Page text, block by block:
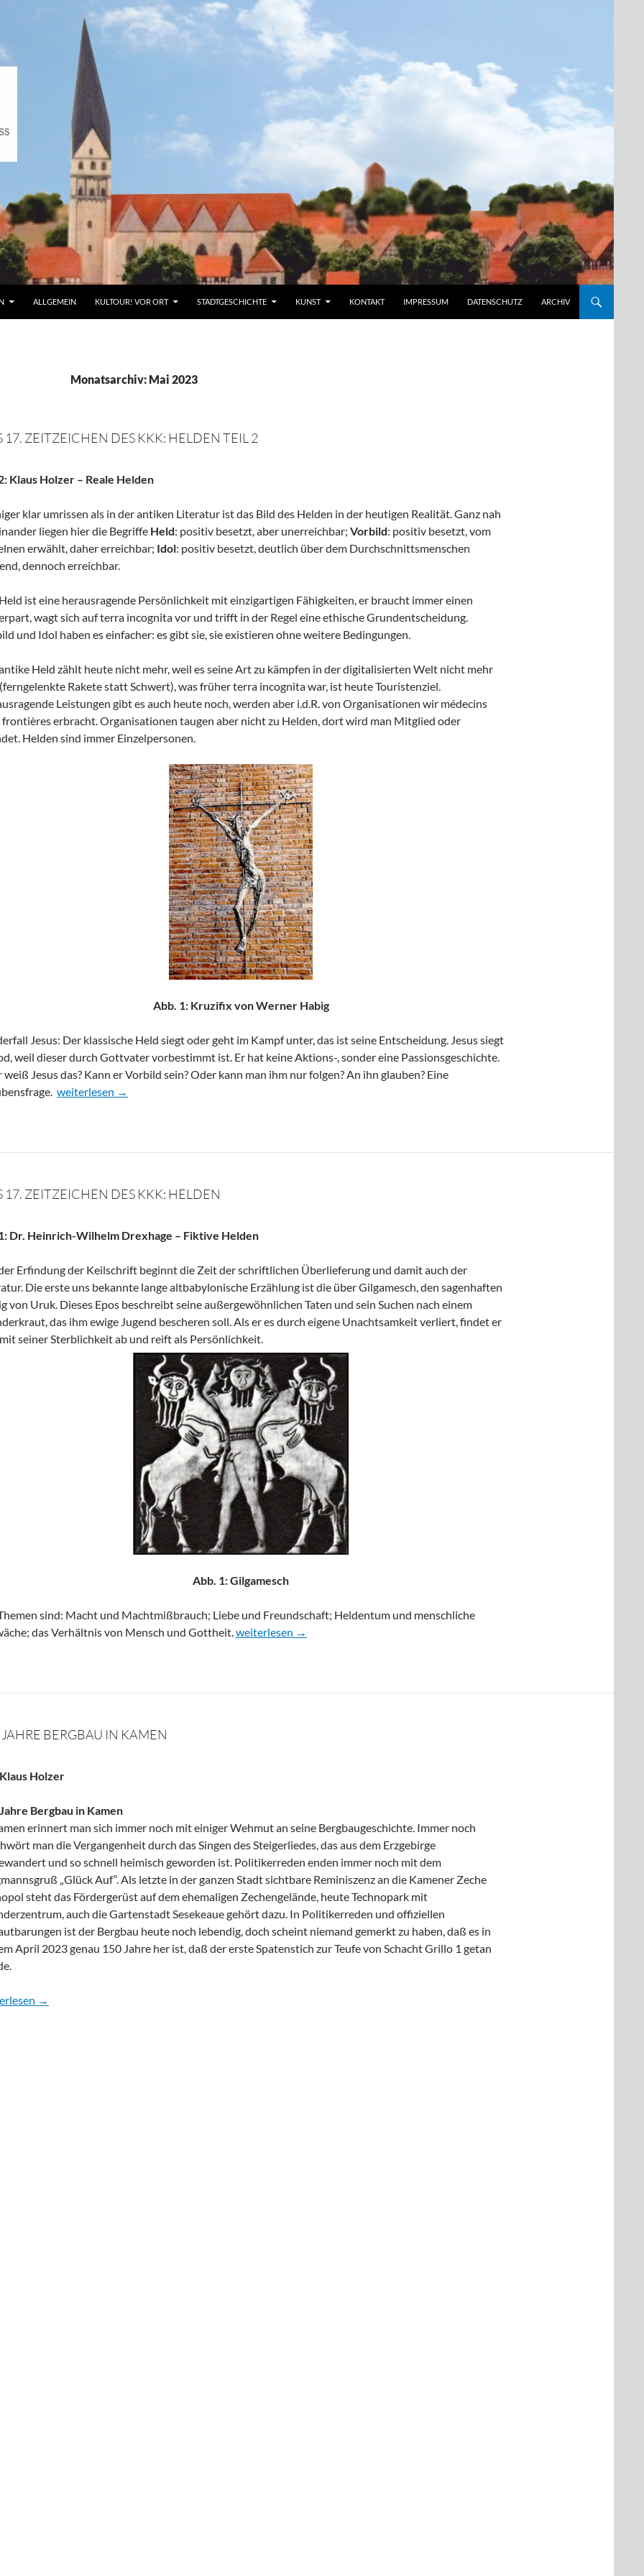
ALLGEMEIN KULTOUR! VOR ORT STADTGESCHICHTE KUNST KONTAKT IMPRESSUM DATENSCHUTZ ARCHIV
Monatsarchiv: Mai 2023
17. ZEITZEICHEN DES KKK: HELDEN TEIL 2
Klaus Holzer – Reale Helden
klar umrissen als in der antiken Literatur ist das Bild des Helden in der heutigen Realität. Ganz nah
liegen hier die Begriffe Held: positiv besetzt, aber unerreichbar; Vorbild: positiv besetzt, vom
erwählt, daher erreichbar; Idol: positiv besetzt, deutlich über dem Durchschnittsmenschen
dennoch erreichbar.
ist eine herausragende Persönlichkeit mit einzigartigen Fähigkeiten, er braucht immer einen
wagt sich auf terra incognita vor und trifft in der Regel eine ethische Grundentscheidung.
und Idol haben es einfacher: es gibt sie, sie existieren ohne weitere Bedingungen.
Held zählt heute nicht mehr, weil es seine Art zu kämpfen in der digitalisierten Welt nicht mehr
Rakete statt Schwert), was früher terra incognita war, ist heute Touristenziel.
Leistungen gibt es auch heute noch, werden aber i.d.R. von Organisationen wir médecins
frontières erbracht. Organisationen taugen aber nicht zu Helden, dort wird man Mitglied oder
Helden sind immer Einzelpersonen.
Abb. 1: Kruzifix von Werner Habig
Jesus: Der klassische Held siegt oder geht im Kampf unter, das ist seine Entscheidung. Jesus siegt
weil dieser durch Gottvater vorbestimmt ist. Er hat keine Aktions-, sonder eine Passionsgeschichte.
weiß Jesus das? Kann er Vorbild sein? Oder kann man ihm nur folgen? An ihn glauben? Eine
Das 17. Zeitzeichen des KKK: Helden Teil 2
weiterlesen →
17. ZEITZEICHEN DES KKK: HELDEN
Dr. Heinrich-Wilhelm Drexhage – Fiktive Helden
Erfindung der Keilschrift beginnt die Zeit der schriftlichen Überlieferung und damit auch der
Die erste uns bekannte lange altbabylonische Erzählung ist die über Gilgamesch, den sagenhaften
von Uruk. Dieses Epos beschreibt seine außergewöhnlichen Taten und sein Suchen nach einem
das ihm ewige Jugend bescheren soll. Als er es durch eigene Unachtsamkeit verliert, findet er
seiner Sterblichkeit ab und reift als Persönlichkeit.
Abb. 1: Gilgamesch
sind: Macht und Machtmißbrauch; Liebe und Freundschaft; Heldentum und menschliche
das Verhältnis von Mensch und Gottheit.Das 17. Zeitzeichen des KKK: Helden
weiterlesen →
BERGBAU IN KAMEN
Holzer
Bergbau in Kamen
erinnert man sich immer noch mit einiger Wehmut an seine Bergbaugeschichte. Immer noch
man die Vergangenheit durch das Singen des Steigerliedes, das aus dem Erzgebirge
und so schnell heimisch geworden ist. Politikerreden enden immer noch mit dem
„Glück Auf“. Als letzte in der ganzen Stadt sichtbare Reminiszenz an die Kamener Zeche
steht das Fördergerüst auf dem ehemaligen Zechengelände, heute Technopark mit
auch die Gartenstadt Sesekeaue gehört dazu. In Politikerreden und offiziellen
ist der Bergbau heute noch lebendig, doch scheint niemand gemerkt zu haben, daß es in
April 2023 genau 150 Jahre her ist, daß der erste Spatenstich zur Teufe von Schacht Grillo 1 getan
Bergbau in Kamen
→